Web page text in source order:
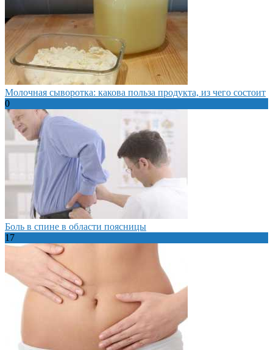
Молочная сыворотка: какова польза продукта, из чего состоит
0
Боль в спине в области поясницы
17